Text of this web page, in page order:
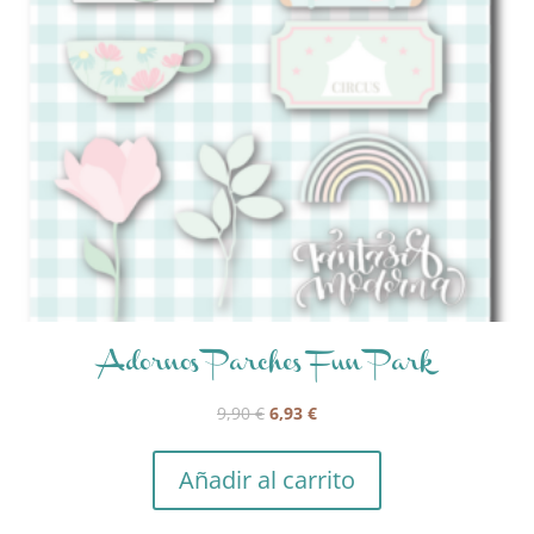
Adornos Parches Fun Park
9,90€ El
original
era:
6,93 €El
actual
es:
Añadir al carrito